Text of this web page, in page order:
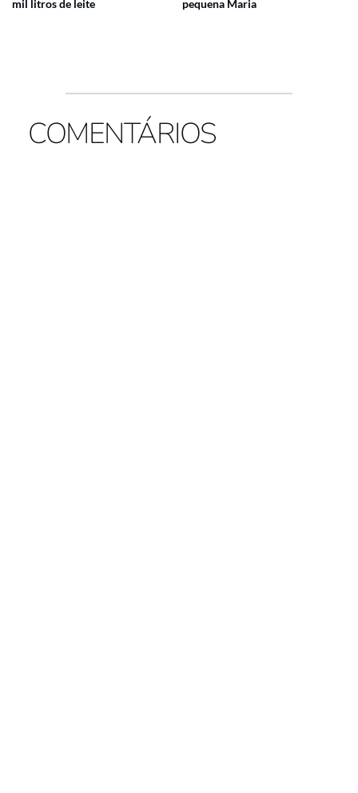
mil litros de leite pequena Maria
COMENTÁRIOS